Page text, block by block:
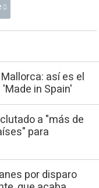
así es el
in Spain'
a "más de
para
por disparo